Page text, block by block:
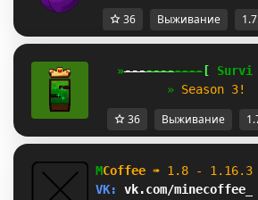
36 Выживание
»----------- [
» Season 3!
36 Выживание
MCoffee ➠ 1.8
VK: vk.com/